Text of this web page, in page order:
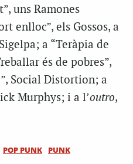
uns Ramones
enlloc”, els Gossos, a
a “Teràpia de
és de pobres”,
Social Distortion; a
Murphys; i a l’outro,
POP PUNK PUNK